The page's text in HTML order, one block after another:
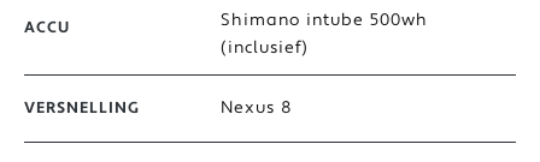
ACCU
Shimano intube 500wh
(inclusief)
VERSNELLING Nexus 8